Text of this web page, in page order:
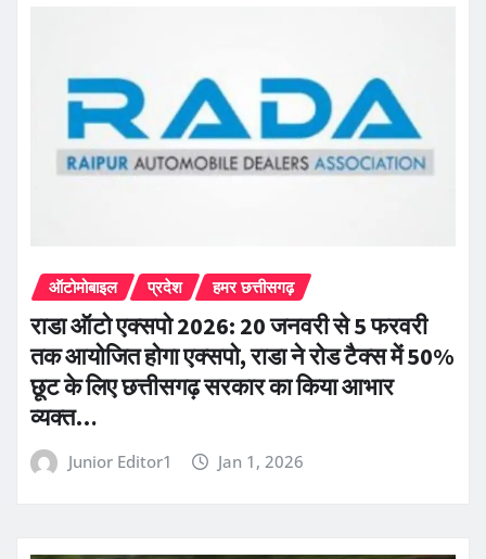
ऑटोमोबाइल प्रदेश हमर छत्तीसगढ़
राडा ऑटो एक्सपो 2026: 20 जनवरी से 5 फरवरी
तक आयोजित होगा एक्सपो, राडा ने रोड टैक्स में 50%
छूट के लिए छत्तीसगढ़ सरकार का किया आभार
व्यक्त…
Junior Editor1 Jan 1, 2026